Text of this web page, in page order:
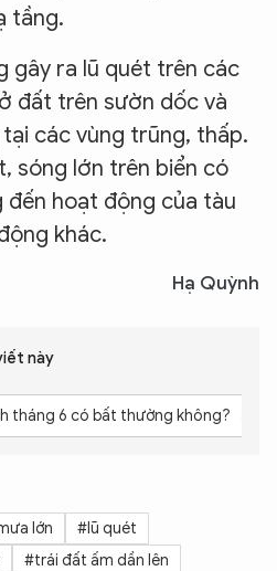
tầng.
gây ra lũ quét trên các
đất trên sườn dốc và
các vùng trũng, thấp.
sóng lớn trên biển có
đến hoạt động của tàu
khác.
Hạ Quỳnh
này
tháng 6 có bất thường không?
lớn
#lũ quét
#trái đất ấm dần lên